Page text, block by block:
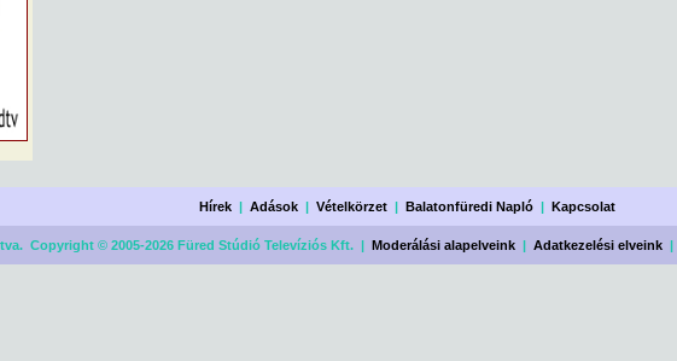
Hírek| Adások| Vételkörzet| Balatonfüredi Napló| Kapcsolat
Copyright © 2005-2026 Füred Stúdió Televíziós Kft. | Moderálási alapelveink | Adatkezelési elveink |